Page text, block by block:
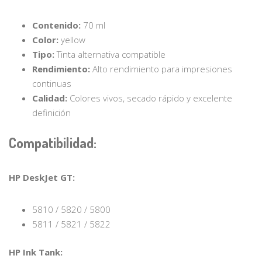
Contenido: 70 ml
Color: yellow
Tipo: Tinta alternativa compatible
Rendimiento: Alto rendimiento para impresiones
continuas
Calidad: Colores vivos, secado rápido y excelente
definición
Compatibilidad:
HP DeskJet GT:
5810 / 5820 / 5800
5811 / 5821 / 5822
HP Ink Tank: